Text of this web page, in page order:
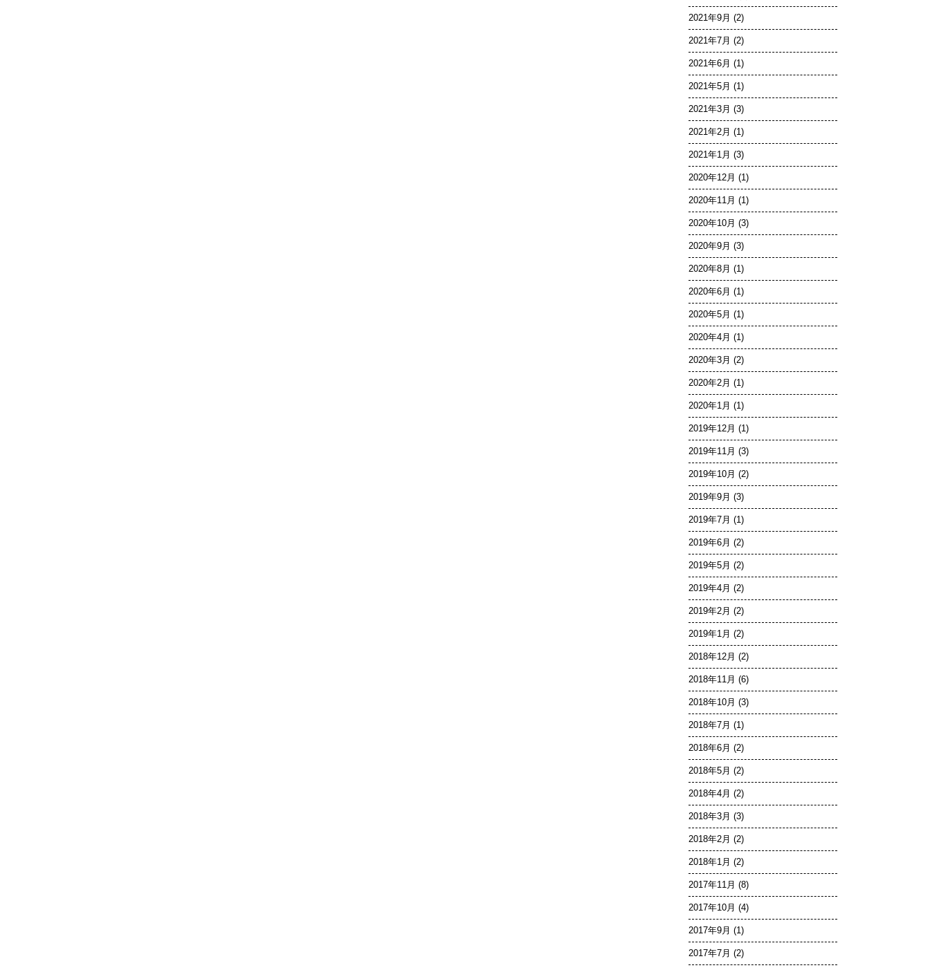
2021年9月 (2)
2021年7月 (2)
2021年6月 (1)
2021年5月 (1)
2021年3月 (3)
2021年2月 (1)
2021年1月 (3)
2020年12月 (1)
2020年11月 (1)
2020年10月 (3)
2020年9月 (3)
2020年8月 (1)
2020年6月 (1)
2020年5月 (1)
2020年4月 (1)
2020年3月 (2)
2020年2月 (1)
2020年1月 (1)
2019年12月 (1)
2019年11月 (3)
2019年10月 (2)
2019年9月 (3)
2019年7月 (1)
2019年6月 (2)
2019年5月 (2)
2019年4月 (2)
2019年2月 (2)
2019年1月 (2)
2018年12月 (2)
2018年11月 (6)
2018年10月 (3)
2018年7月 (1)
2018年6月 (2)
2018年5月 (2)
2018年4月 (2)
2018年3月 (3)
2018年2月 (2)
2018年1月 (2)
2017年11月 (8)
2017年10月 (4)
2017年9月 (1)
2017年7月 (2)